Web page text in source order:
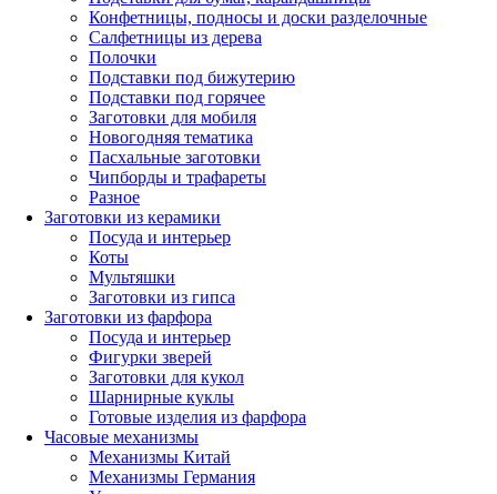
Конфетницы, подносы и доски разделочные
Салфетницы из дерева
Полочки
Подставки под бижутерию
Подставки под горячее
Заготовки для мобиля
Новогодняя тематика
Пасхальные заготовки
Чипборды и трафареты
Разное
Заготовки из керамики
Посуда и интерьер
Коты
Мультяшки
Заготовки из гипса
Заготовки из фарфора
Посуда и интерьер
Фигурки зверей
Заготовки для кукол
Шарнирные куклы
Готовые изделия из фарфора
Часовые механизмы
Механизмы Китай
Механизмы Германия